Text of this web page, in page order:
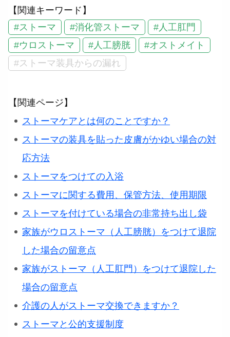
【関連キーワード】
#ストーマ
#消化管ストーマ
#人工肛門
#ウロストーマ
#人工膀胱
#オストメイト
#ストーマ装具からの漏れ
【関連ページ】
ストーマケアとは何のことですか？
ストーマの装具を貼った皮膚がかゆい場合の対
応方法
ストーマをつけての入浴
ストーマに関する費用、保管方法、使用期限
ストーマを付けている場合の非常持ち出し袋
家族がウロストーマ（人工膀胱）をつけて退院
した場合の留意点
家族がストーマ（人工肛門）をつけて退院した
場合の留意点
介護の人がストーマ交換できますか？
ストーマと公的支援制度